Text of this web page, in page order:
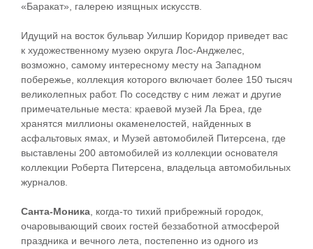
«Баракат», галерею изящных искусств.
Идущий на восток бульвар Уилшир Коридор приведет вас
к художественному музею округа Лос-Анджелес,
возможно, самому интересному месту на Западном
побережье, коллекция которого включает более 150 тысяч
великолепных работ. По соседству с ним лежат и другие
примечательные места: краевой музей Ла Бреа, где
хранятся миллионы окаменелостей, найденных в
асфальтовых ямах, и Музей автомобилей Питерсена, где
выставлены 200 автомобилей из коллекции основателя
коллекции Роберта Питерсена, владельца автомобильных
журналов.
Санта-Моника, когда-то тихий прибрежный городок,
очаровывающий своих гостей беззаботной атмосферой
праздника и вечного лета, постепенно из одного из